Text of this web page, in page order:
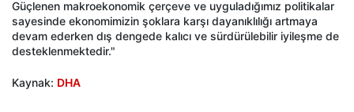
Güçlenen makroekonomik çerçeve ve uyguladığımız politikalar
sayesinde ekonomimizin şoklara karşı dayanıklılığı artmaya
devam ederken dış dengede kalıcı ve sürdürülebilir iyileşme de
desteklenmektedir."
Kaynak: DHA